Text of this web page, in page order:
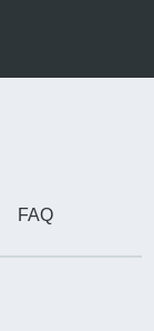
FAQ